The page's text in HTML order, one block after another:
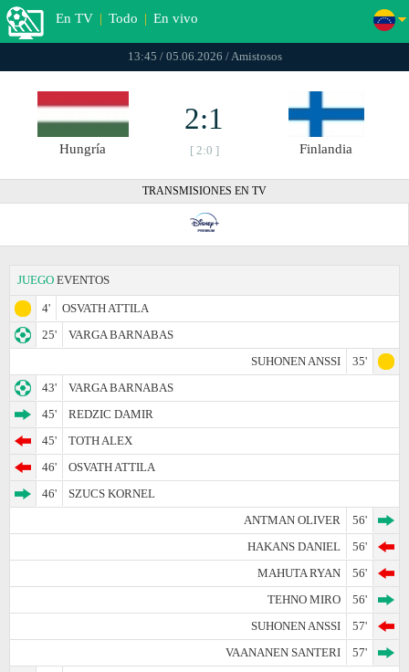
En TV | Todo | En vivo
13:45 / 05.06.2026 / Amistosos
Hungría
2:1
[ 2:0 ] Finlandia
TRANSMISIONES EN TV
JUEGO EVENTOS
4'
OSVATH ATTILA
25'
VARGA BARNABAS
SUHONEN ANSSI
35'
43'
VARGA BARNABAS
45'
REDZIC DAMIR
45'
TOTH ALEX
46'
OSVATH ATTILA
46'
SZUCS KORNEL
ANTMAN OLIVER
56'
HAKANS DANIEL
56'
MAHUTA RYAN
56'
TEHNO MIRO
56'
SUHONEN ANSSI
57'
VAANANEN SANTERI
57'